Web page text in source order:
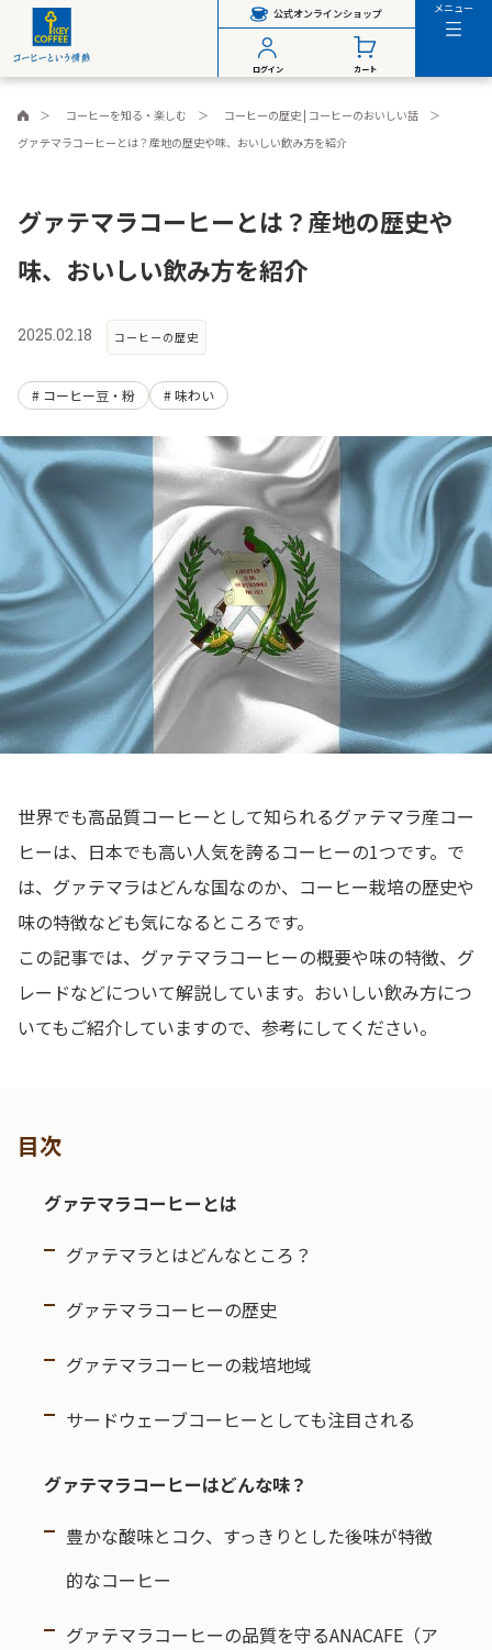
公式オンラインショップ
ログイン カート
メニュー
コーヒーを知る・楽しむ
コーヒーの歴史 | コーヒーのおいしい話
グァテマラコーヒーとは？産地の歴史や味、おいしい飲み方を紹介
グァテマラコーヒーとは？産地の歴史や
味、おいしい飲み方を紹介
2025.02.18 コーヒーの歴史
コーヒー豆・粉 味わい
世界でも高品質コーヒーとして知られるグァテマラ産コー
ヒーは、日本でも高い人気を誇るコーヒーの1つです。で
は、グァテマラはどんな国なのか、コーヒー栽培の歴史や
味の特徴なども気になるところです。
この記事では、グァテマラコーヒーの概要や味の特徴、グ
レードなどについて解説しています。おいしい飲み方につ
いてもご紹介していますので、参考にしてください。
目次
グァテマラコーヒーとは
グァテマラとはどんなところ？
グァテマラコーヒーの歴史
グァテマラコーヒーの栽培地域
サードウェーブコーヒーとしても注目される
グァテマラコーヒーはどんな味？
豊かな酸味とコク、すっきりとした後味が特徴
的なコーヒー
グァテマラコーヒーの品質を守るANACAFE（ア